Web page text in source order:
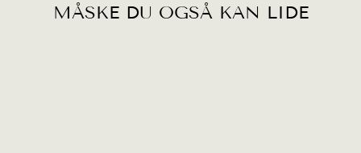
MÅSKE DU OGSÅ KAN LIDE